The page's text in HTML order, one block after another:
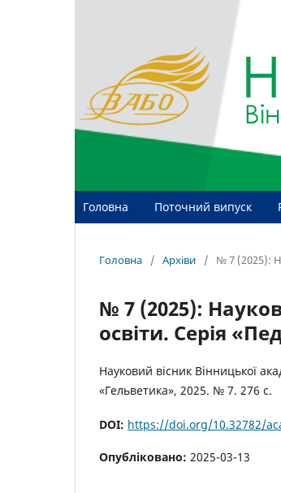
Головна Поточний випуск
Головна / Архіви / № 7 (2025):
№ 7 (2025):
освіти. Серія
Науковий вісник Вінницької
«Гельветика», 2025. № 7. 276 с.
DOI: https://doi.org/10.32782/
Опубліковано: 2025-03-13